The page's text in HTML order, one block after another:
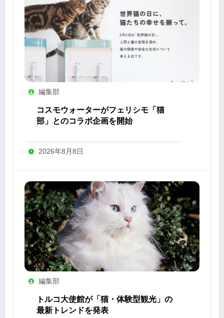
編集部
コスモウォーターがフェリシモ「猫
部」とのコラボ企画を開始
2026年8月8日
編集部
トルコ大使館が「猫・体験型観光」の
最新トレンドを発表